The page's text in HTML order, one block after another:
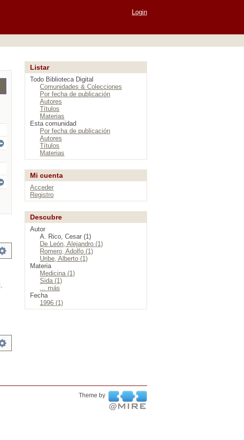
Login
,
Listar
Todo Biblioteca Digital
Comunidades & Colecciones
Por fecha de publicación
Autores
Títulos
Materias
Esta comunidad
Por fecha de publicación
Autores
Títulos
Materias
Mi cuenta
Acceder
Registro
Descubre
Autor
A. Rico, Cesar (1)
De León, Alejandro (1)
Romero, Adolfo (1)
Uribe, Alberto (1)
Materia
Medicina (1)
Sida (1)
... más
Fecha
1996 (1)
Theme by